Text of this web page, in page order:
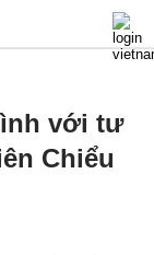
với tư
Chiểu